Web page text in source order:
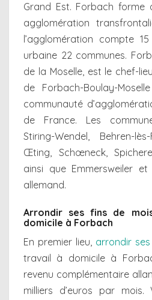
Grand Est. Forbach forme
agglomération
l’agglomération compte
urbaine 22 communes.
de la Moselle, est le chef-
de Forbach-Boulay-
communauté
de France. Les
Stiring-Wendel, Behren-
Œting, Schœneck,
ainsi que Emmersweiler
allemand.
Arrondir ses fins de
domicile à Forbach
En premier lieu, arrondir
travail à domicile à
revenu complémentaire
milliers d’euros par mois.